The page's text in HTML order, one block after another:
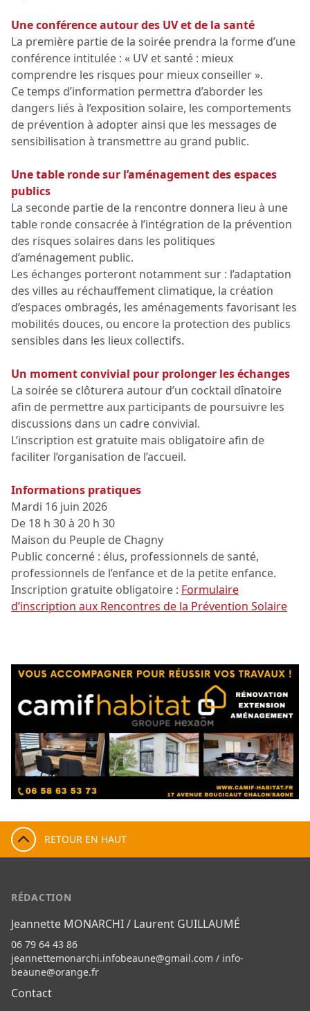
Une conférence autour des UV et de la santé
La première partie de la soirée prendra la forme d’une
conférence intitulée : « UV et santé : mieux
comprendre les risques pour mieux conseiller ».
Ce temps d’information permettra d’aborder les
dangers liés à l’exposition solaire, les comportements
de prévention à adopter ainsi que les messages de
sensibilisation à transmettre au grand public.
Une table ronde sur l’aménagement des espaces
publics
La seconde partie de la rencontre donnera lieu à une
table ronde consacrée à l’intégration de la prévention
des risques solaires dans les politiques
d’aménagement public.
Les échanges porteront notamment sur : l’adaptation
des villes au réchauffement climatique, la création
d’espaces ombragés, les aménagements favorisant les
mobilités douces, ou encore la protection des publics
sensibles dans les lieux collectifs.
Un moment convivial pour prolonger les échanges
La soirée se clôturera autour d’un cocktail dînatoire
afin de permettre aux participants de poursuivre les
discussions dans un cadre convivial.
L’inscription est gratuite mais obligatoire afin de
faciliter l’organisation de l’accueil.
Informations pratiques
Mardi 16 juin 2026
De 18 h 30 à 20 h 30
Maison du Peuple de Chagny
Public concerné : élus, professionnels de santé,
professionnels de l’enfance et de la petite enfance.
Inscription gratuite obligatoire : Formulaire
d’inscription aux Rencontres de la Prévention Solaire
RETOUR EN HAUT
RÉDACTION
Jeannette MONARCHI / Laurent GUILLAUMÉ
06 79 64 43 86
jeannettemonarchi.infobeaune@gmail.com / info-
beaune@orange.fr
Contact